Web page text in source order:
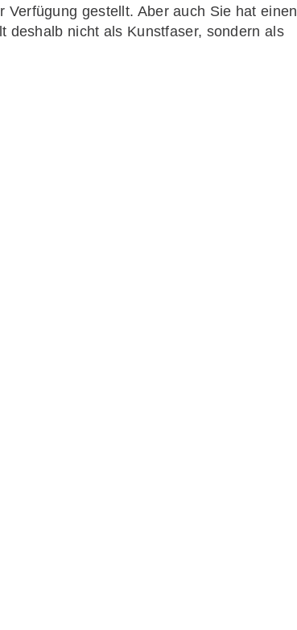
gestellt. Aber auch Sie hat einen
deshalb nicht als Kunstfaser, sondern als